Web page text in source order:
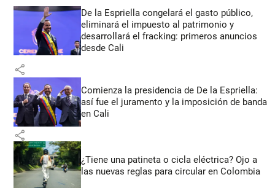
De la Espriella congelará el gasto público,
eliminará el impuesto al patrimonio y
desarrollará el fracking: primeros anuncios
desde Cali
share
Comienza la presidencia de De la Espriella:
así fue el juramento y la imposición de banda
en Cali
share
¿Tiene una patineta o cicla eléctrica? Ojo a
las nuevas reglas para circular en Colombia